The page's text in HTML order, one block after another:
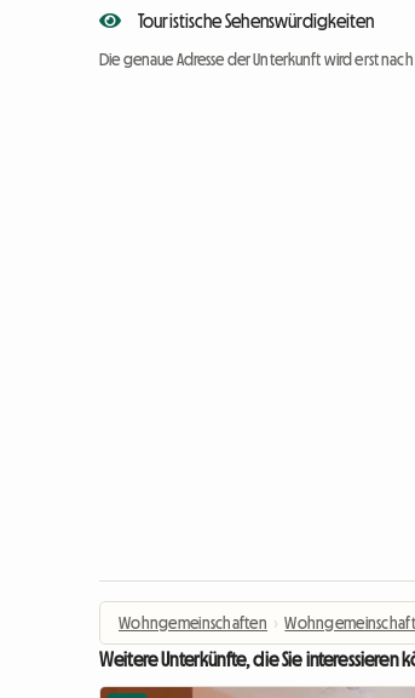
Touristische Sehenswürdigkeiten
Die genaue Adresse der Unterkunft wird erst
Wohngemeinschaften ›
Weitere Unterkünfte, die Sie interessieren